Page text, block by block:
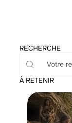
RECHERCHE
À RETENIR